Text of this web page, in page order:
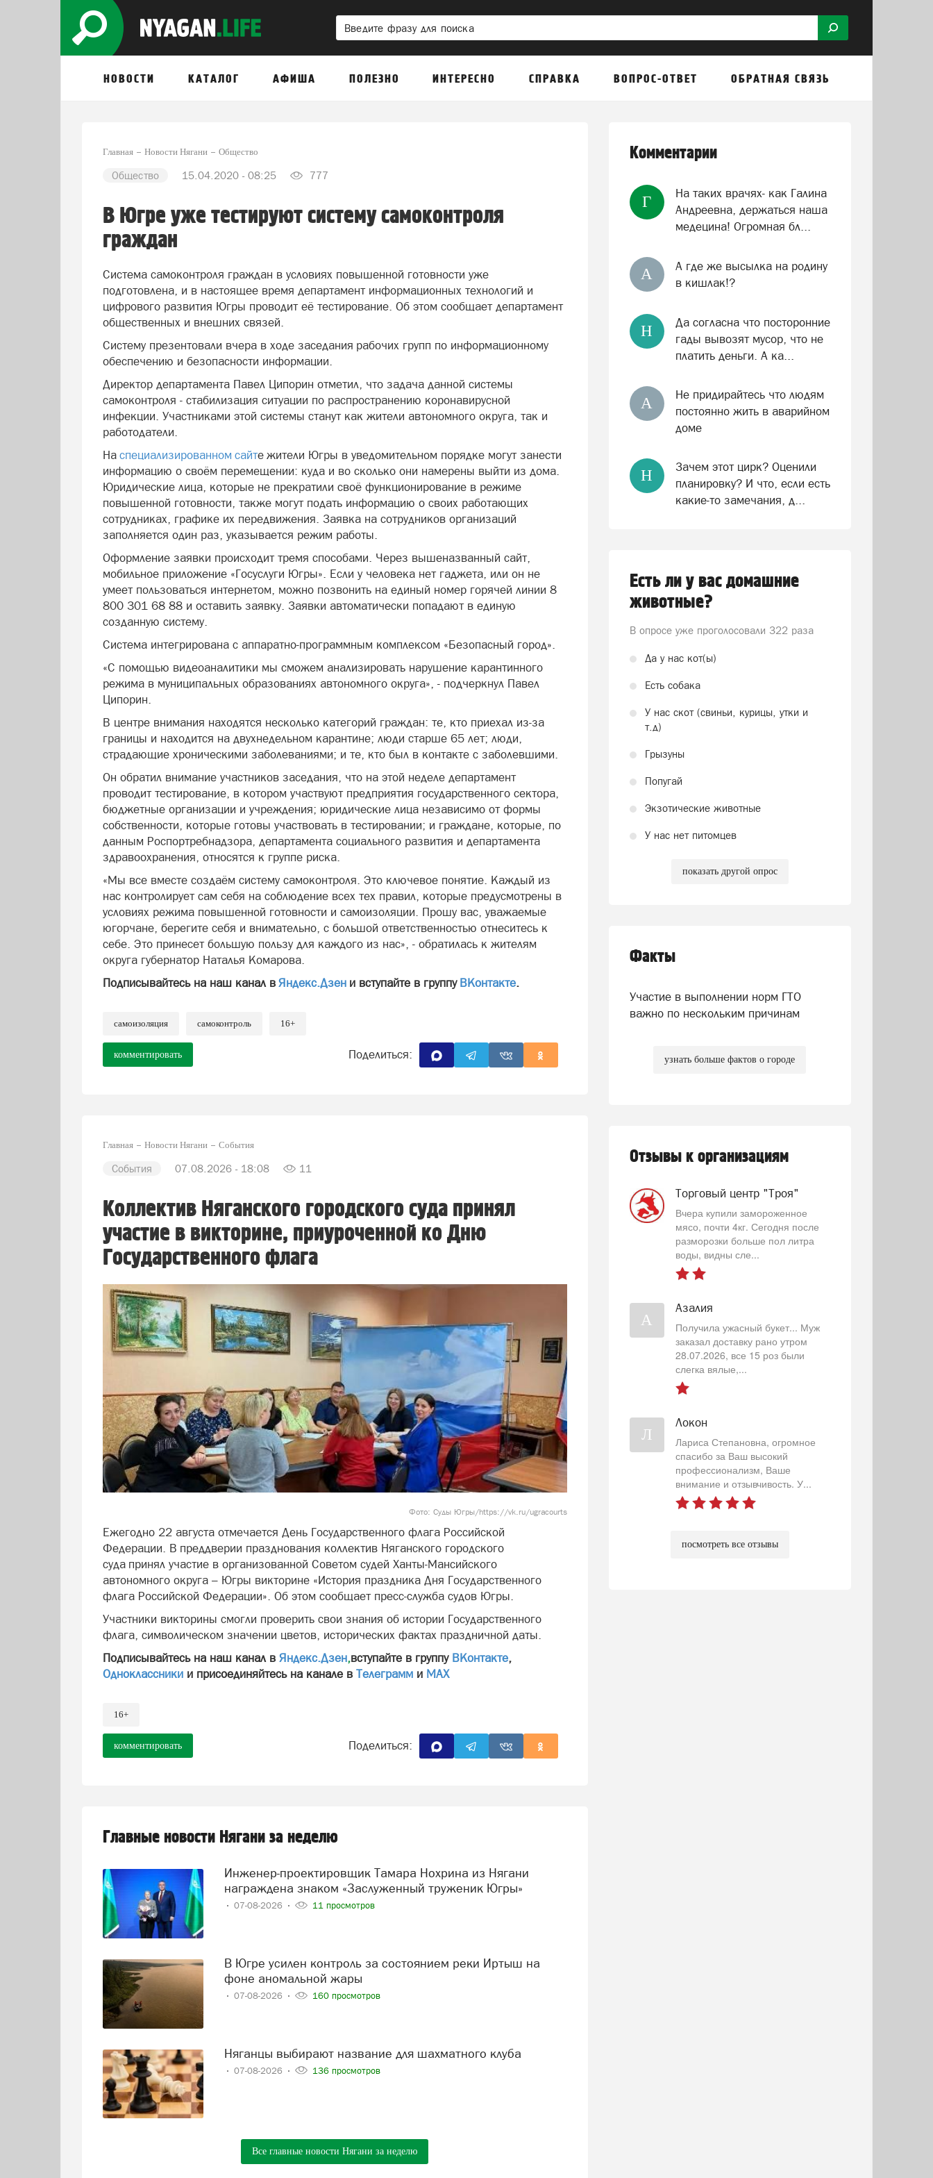
НОВОСТИ КАТАЛОГ АФИША ПОЛЕЗНО ИНТЕРЕСНО СПРАВКА ВОПРОС-ОТВЕТ ОБРАТНАЯ СВЯЗЬ
Главная Новости Нягани Общество
Общество 15.04.2020 - 08:25 777
В Югре уже тестируют систему самоконтроля
граждан
Система самоконтроля граждан в условиях повышенной готовности уже
подготовлена, и в настоящее время департамент информационных технологий и
цифрового развития Югры проводит её тестирование. Об этом сообщает департамент
общественных и внешних связей.
Систему презентовали вчера в ходе заседания рабочих групп по информационному
обеспечению и безопасности информации.
Директор департамента Павел Ципорин отметил, что задача данной системы
самоконтроля - стабилизация ситуации по распространению коронавирусной
инфекции. Участниками этой системы станут как жители автономного округа, так и
работодатели.
На специализированном сайте жители Югры в уведомительном порядке могут занести
информацию о своём перемещении: куда и во сколько они намерены выйти из дома.
Юридические лица, которые не прекратили своё функционирование в режиме
повышенной готовности, также могут подать информацию о своих работающих
сотрудниках, графике их передвижения. Заявка на сотрудников организаций
заполняется один раз, указывается режим работы.
Оформление заявки происходит тремя способами. Через вышеназванный сайт,
мобильное приложение «Госуслуги Югры». Если у человека нет гаджета, или он не
умеет пользоваться интернетом, можно позвонить на единый номер горячей линии 8
800 301 68 88 и оставить заявку. Заявки автоматически попадают в единую
созданную систему.
Система интегрирована с аппаратно-программным комплексом «Безопасный город».
«С помощью видеоаналитики мы сможем анализировать нарушение карантинного
режима в муниципальных образованиях автономного округа», - подчеркнул Павел
Ципорин.
В центре внимания находятся несколько категорий граждан: те, кто приехал из-за
границы и находится на двухнедельном карантине; люди старше 65 лет; люди,
страдающие хроническими заболеваниями; и те, кто был в контакте с заболевшими.
Он обратил внимание участников заседания, что на этой неделе департамент
проводит тестирование, в котором участвуют предприятия государственного сектора,
бюджетные организации и учреждения; юридические лица независимо от формы
собственности, которые готовы участвовать в тестировании; и граждане, которые, по
данным Роспортребнадзора, департамента социального развития и департамента
здравоохранения, относятся к группе риска.
«Мы все вместе создаём систему самоконтроля. Это ключевое понятие. Каждый из
нас контролирует сам себя на соблюдение всех тех правил, которые предусмотрены в
условиях режима повышенной готовности и самоизоляции. Прошу вас, уважаемые
югорчане, берегите себя и внимательно, с большой ответственностью отнеситесь к
себе. Это принесет большую пользу для каждого из нас», - обратилась к жителям
округа губернатор Наталья Комарова.
Подписывайтесь на наш канал в Яндекс.Дзен и вступайте в группу ВКонтакте.
самоизоляция самоконтроль 16+
комментировать Поделиться:
Главная Новости Нягани События
События 07.08.2026 - 18:08 11
Коллектив Няганского городского суда принял
участие в викторине, приуроченной ко Дню
Государственного флага
Фото: Суды Югры/https://vk.ru/ugracourts
Ежегодно 22 августа отмечается День Государственного флага Российской
Федерации. В преддверии празднования коллектив Няганского городского
суда принял участие в организованной Советом судей Ханты-Мансийского
автономного округа – Югры викторине «История праздника Дня Государственного
флага Российской Федерации». Об этом сообщает пресс-служба судов Югры.
Участники викторины смогли проверить свои знания об истории Государственного
флага, символическом значении цветов, исторических фактах праздничной даты.
Подписывайтесь на наш канал в Яндекс.Дзен,вступайте в группу ВКонтакте,
Одноклассники и присоединяйтесь на канале в Телеграмм и МАХ
16+
комментировать Поделиться:
Главные новости Нягани за неделю
Инженер-проектировщик Тамара Нохрина из Нягани
награждена знаком «Заслуженный труженик Югры»
07-08-2026 11 просмотров
В Югре усилен контроль за состоянием реки Иртыш на
фоне аномальной жары
07-08-2026 160 просмотров
Няганцы выбирают название для шахматного клуба
07-08-2026 136 просмотров
Все главные новости Нягани за неделю
Комментарии
Г
На таких врачях- как Галина
Андреевна, держаться наша
медецина! Огромная бл...
А
А где же высылка на родину
в кишлак!?
Н
Да согласна что посторонние
гады вывозят мусор, что не
платить деньги. А ка...
А
Не придирайтесь что людям
постоянно жить в аварийном
доме
Н
Зачем этот цирк? Оценили
планировку? И что, если есть
какие-то замечания, д...
Есть ли у вас домашние
животные?
В опросе уже проголосовали 322 раза
Да у нас кот(ы)
Есть собака
У нас скот (свиньи, курицы, утки и
т.д)
Грызуны
Попугай
Экзотические животные
У нас нет питомцев
показать другой опрос
Факты
Участие в выполнении норм ГТО
важно по нескольким причинам
узнать больше фактов о городе
Отзывы к организациям
Торговый центр "Троя"
Вчера купили замороженное
мясо, почти 4кг. Сегодня после
разморозки больше пол литра
воды, видны сле...
А
Азалия
Получила ужасный букет... Муж
заказал доставку рано утром
28.07.2026, все 15 роз были
слегка вялые,...
Л
Локон
Лариса Степановна, огромное
спасибо за Ваш высокий
профессионализм, Ваше
внимание и отзывчивость. У...
посмотреть все отзывы